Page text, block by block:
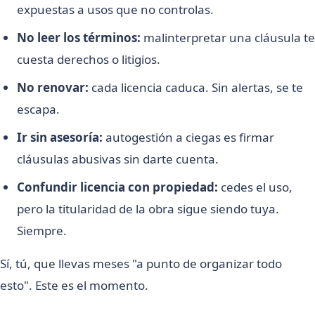
expuestas a usos que no controlas.
No leer los términos: malinterpretar una cláusula te
cuesta derechos o litigios.
No renovar: cada licencia caduca. Sin alertas, se te
escapa.
Ir sin asesoría: autogestión a ciegas es firmar
cláusulas abusivas sin darte cuenta.
Confundir licencia con propiedad: cedes el uso,
pero la titularidad de la obra sigue siendo tuya.
Siempre.
Sí, tú, que llevas meses "a punto de organizar todo
esto". Este es el momento.